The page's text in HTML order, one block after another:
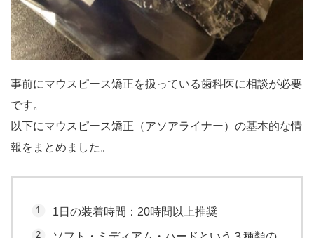
事前にマウスピース矯正を扱っている歯科医に相談が必要
です。
以下にマウスピース矯正（アソアライナー）の基本的な情
報をまとめました。
1日の装着時間：20時間以上推奨